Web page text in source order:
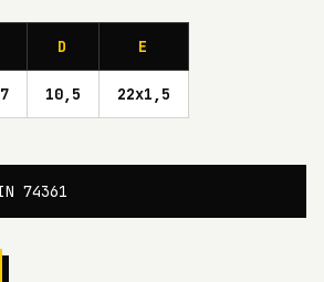
D E
10,5 22x1,5
74361